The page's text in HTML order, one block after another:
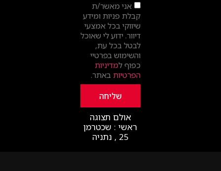
אני מאשר/ת
קבלת פניות ומידע
שיווקי בכל אמצעי
דיוור. ידוע לי שאוכל
לבטל בכל עת,
והשימוש בפרטיי
כפוף למדיניות
הפרטיות באתר.
שליחה
אולם תצוגה
ראשי : שכטרמן
25 , נתניה